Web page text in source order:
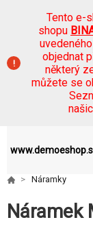
Tento e-
shopu
objednat
některý
můžete se
Náramky
Náramek